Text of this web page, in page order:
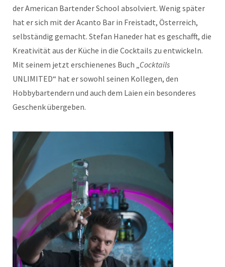
der American Bartender School absolviert. Wenig später
hat er sich mit der Acanto Bar in Freistadt, Österreich,
selbständig gemacht. Stefan Haneder hat es geschafft, die
Kreativität aus der Küche in die Cocktails zu entwickeln.
Mit seinem jetzt erschienenes Buch „Cocktails
UNLIMITED“ hat er sowohl seinen Kollegen, den
Hobbybartendern und auch dem Laien ein besonderes
Geschenk übergeben.